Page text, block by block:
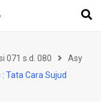
071 s.d. 080
Asy
Tata Cara Sujud